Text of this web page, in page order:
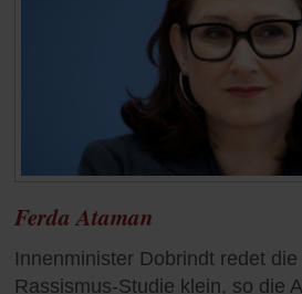
Ferda Ataman
Innenminister Dobrindt redet
Rassismus-Studie klein, so die